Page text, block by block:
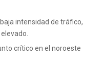
intensidad de tráfico,
crítico en el noroeste